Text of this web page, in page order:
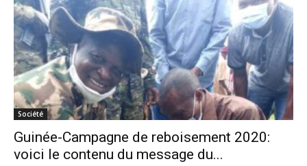
Société
Guinée-Campagne de reboisement 2020:
voici le contenu du message du...